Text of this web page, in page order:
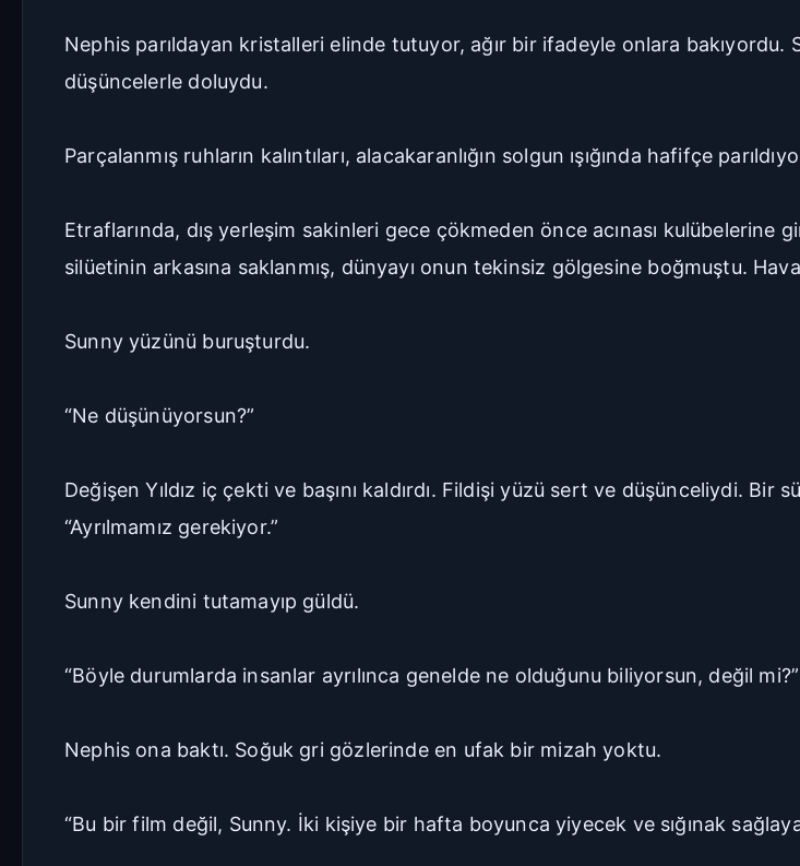
Nephis parıldayan kristalleri elinde tutuyor, ağır bir ifadeyle onlara bakıyordu.
düşüncelerle doluydu.
Parçalanmış ruhların kalıntıları, alacakaranlığın solgun ışığında hafifçe
Etraflarında, dış yerleşim sakinleri gece çökmeden önce acınası kulübelerine
silüetinin arkasına saklanmış, dünyayı onun tekinsiz gölgesine boğmuştu.
Sunny yüzünü buruşturdu.
“Ne düşünüyorsun?”
Değişen Yıldız iç çekti ve başını kaldırdı. Fildişi yüzü sert ve düşünceliydi.
“Ayrılmamız gerekiyor.”
Sunny kendini tutamayıp güldü.
“Böyle durumlarda insanlar ayrılınca genelde ne olduğunu biliyorsun, değil mi?”
Nephis ona baktı. Soğuk gri gözlerinde en ufak bir mizah yoktu.
“Bu bir film değil, Sunny. İki kişiye bir hafta boyunca yiyecek ve sığınak